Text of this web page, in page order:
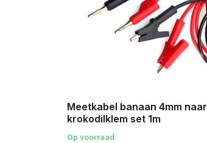
Meetkabel banaan 4mm naar
krokodilklem set 1m
Op voorraad